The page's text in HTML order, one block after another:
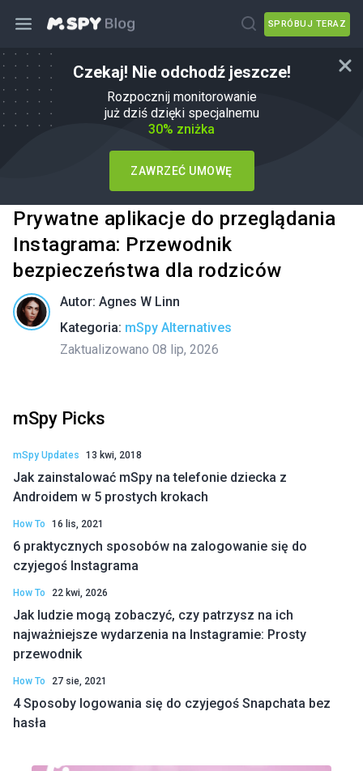
SPRÓBUJ TERAZ
Czekaj! Nie odchodź jeszcze!
Rozpocznij monitorowanie
już dziś dzięki specjalnemu
30% zniżka
ZAWRZEĆ UMOWĘ
Prywatne aplikacje do przeglądania
Instagrama: Przewodnik
bezpieczeństwa dla rodziców
Autor: Agnes W Linn
Kategoria: mSpy Alternatives
Zaktualizowano 08 lip, 2026
mSpy Picks
mSpy Updates 13 kwi, 2018
Jak zainstalować mSpy na telefonie dziecka z
Androidem w 5 prostych krokach
How To 16 lis, 2021
6 praktycznych sposobów na zalogowanie się do
czyjegoś Instagrama
How To 22 kwi, 2026
Jak ludzie mogą zobaczyć, czy patrzysz na ich
najważniejsze wydarzenia na Instagramie: Prosty
przewodnik
How To 27 sie, 2021
4 Sposoby logowania się do czyjegoś Snapchata bez
hasła